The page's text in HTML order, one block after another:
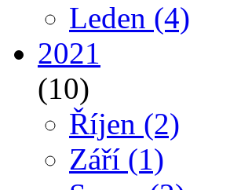
Leden (4)
2021
(10)
Říjen (2)
Září (1)